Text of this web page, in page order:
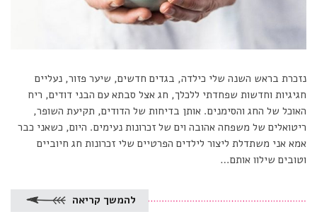
נזכרת בראש השנה שלי כילדה, בגדים חדשים, שיער פזור, נעליים
חגיגיות וחדשות שפחדתי ללכלך, חג אצל סבתא עם הבני דודים, ריח
האוכל של החג והסימנים. אותן בדיחות של הדודים, תקיעת השופר,
ריטואלים של משפחה אהובה וים של זכרונות נעימים. היום, כשאני כבר
אמא אני משתדלת ליצור לילדים הפרטיים שלי זכרונות חג חיוביים
וטובים שילוו אותם…
להמשך קריאה